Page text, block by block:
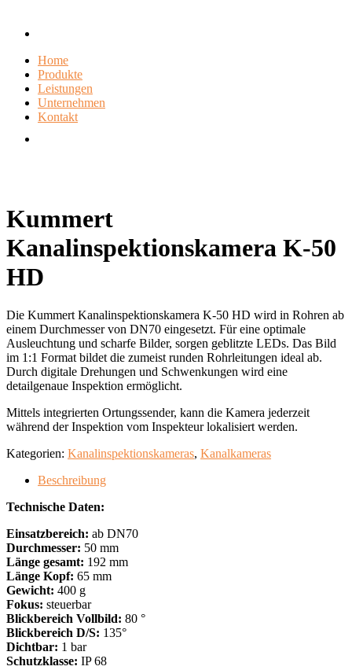
Home
Produkte
Leistungen
Unternehmen
Kontakt
Kummert
Kanalinspektionskamera K-50
HD
Die Kummert Kanalinspektionskamera K-50 HD wird in Rohren ab
einem Durchmesser von DN70 eingesetzt. Für eine optimale
Ausleuchtung und scharfe Bilder, sorgen geblitzte LEDs. Das Bild
im 1:1 Format bildet die zumeist runden Rohrleitungen ideal ab.
Durch digitale Drehungen und Schwenkungen wird eine
detailgenaue Inspektion ermöglicht.
Mittels integrierten Ortungssender, kann die Kamera jederzeit
während der Inspektion vom Inspekteur lokalisiert werden.
Kategorien: Kanalinspektionskameras, Kanalkameras
Beschreibung
Technische Daten:
Einsatzbereich: ab DN70
Durchmesser: 50 mm
Länge gesamt: 192 mm
Länge Kopf: 65 mm
Gewicht: 400 g
Fokus: steuerbar
Blickbereich Vollbild: 80 °
Blickbereich D/S: 135°
Dichtbar: 1 bar
Schutzklasse: IP 68